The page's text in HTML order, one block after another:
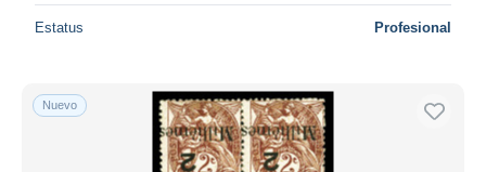
Estatus Profesional
Nuevo